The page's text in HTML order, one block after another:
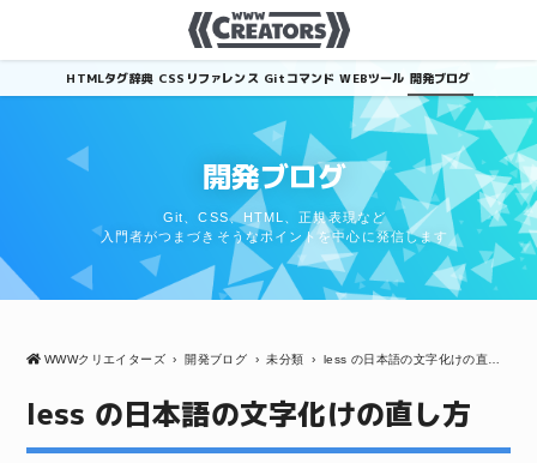
HTMLタグ辞典 CSSリファレンス Gitコマンド WEBツール 開発ブログ
開発ブログ
Git、CSS、HTML、正規表現など
入門者がつまづきそうなポイントを中心に発信します
WWWクリエイターズ › 開発ブログ › 未分類 › less の日本語の文字化けの直し方
less の日本語の文字化けの直し方